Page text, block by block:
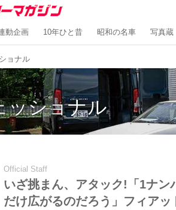
動企画 10年ひと昔 昭和の名車 写真蔵
ョナル
ッショナル
Official Staff
いざ挑まん、アタック!「1ナ
だけ広がるのだろう」フィア